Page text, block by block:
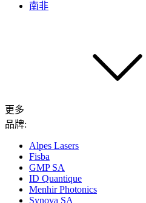
南非
更多
品牌:
Alpes Lasers
Fisba
GMP SA
ID Quantique
Menhir Photonics
Synova SA